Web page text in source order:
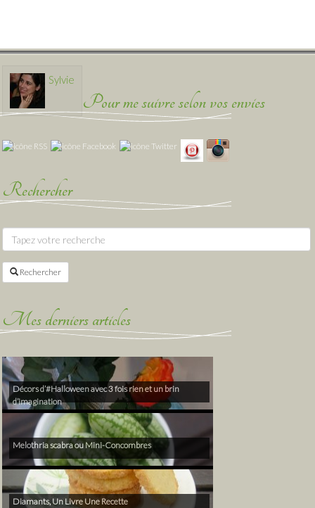
Sylvie
Pour me suivre selon vos envies
Rechercher
Rechercher
Mes derniers articles
Décors d’#Halloween avec 3 fois rien et un brin
d’imagination
Melothria scabra ou Mini-Concombres
Diamants, Un Livre Une Recette